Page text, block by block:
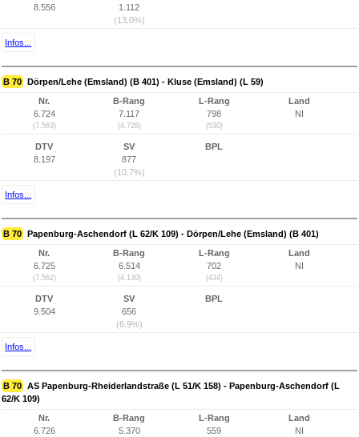
8.556
1.112
(13,0%)
Infos...
B 70 Dörpen/Lehe (Emsland) (B 401) - Kluse (Emsland) (L 59)
Nr.
6.724
(7.563)
B-Rang
7.117
(4.728)
L-Rang
798
(530)
Land
NI
DTV
8.197
SV
877
(10,7%)
BPL
Infos...
B 70 Papenburg-Aschendorf (L 62/K 109) - Dörpen/Lehe (Emsland) (B 401)
Nr.
6.725
(7.562)
B-Rang
6.514
(4.130)
L-Rang
702
(434)
Land
NI
DTV
9.504
SV
656
(6,9%)
BPL
Infos...
B 70 AS Papenburg-Rheiderlandstraße (L 51/K 158) - Papenburg-Aschendorf (L
62/K 109)
Nr.
6.726
B-Rang
5.370
L-Rang
559
Land
NI